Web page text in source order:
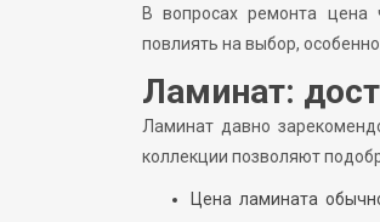
В вопросах ремонта цена
повлиять на выбор,
Ламинат:
Ламинат давно
коллекции позволяют
Цена ламината